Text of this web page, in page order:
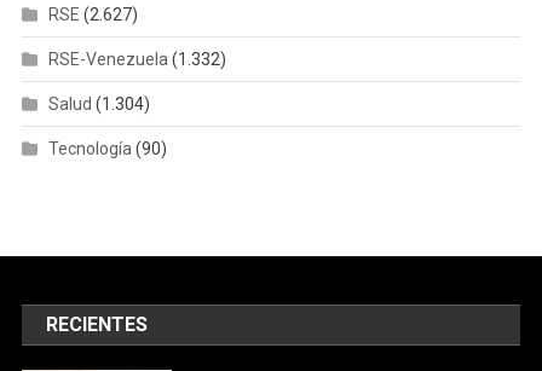
RSE (2.627)
RSE-Venezuela (1.332)
Salud (1.304)
Tecnología (90)
RECIENTES